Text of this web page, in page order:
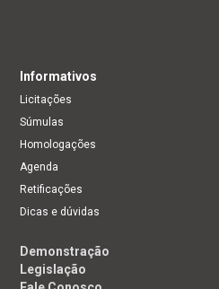
Informativos
Licitações
Súmulas
Homologações
Agenda
Retificações
Dicas e dúvidas
Demonstração
Legislação